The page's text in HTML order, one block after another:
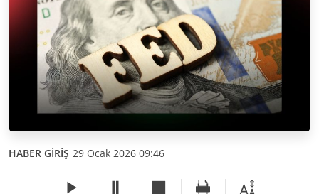
HABER GİRİŞ 29 Ocak 2026 09:46